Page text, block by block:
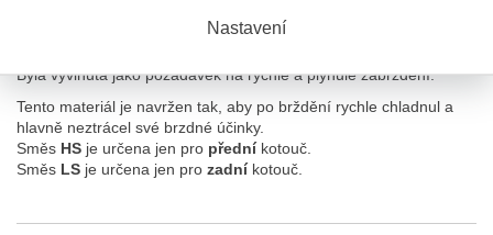
Nastavení
Tato směs je určena převážně pro sportovní motocykly a
Byla vyvinuta jako požadavek na rychlé a plynulé zabrždění.
Tento materiál je navržen tak, aby po brždění rychle chladnul a
hlavně neztrácel své brzdné účinky.
Směs HS je určena jen pro předníkotouč.
Směs LS je určena jen pro zadníkotouč.